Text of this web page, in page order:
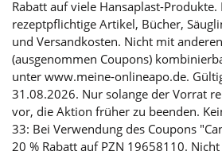
Rabatt auf viele Hansaplast-
rezeptpflichtige Artikel, Bücher,
und Versandkosten. Nicht mit
(ausgenommen Coupons)
unter www.meine-onlineapo.de.
31.08.2026. Nur solange der Vorrat
vor, die Aktion früher zu beenden.
33: Bei Verwendung des Coupons
20 % Rabatt auf PZN 19658110.